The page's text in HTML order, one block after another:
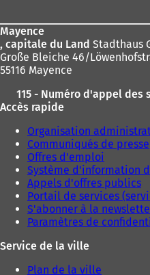
Mayence
, capitale du Land Stadthaus
Große Bleiche 46/
55116 Mayence
115 - Numéro d'appel
Accès rapide
Organisation
Communiqués de presse
Offres d'emploi
Système d'information
Appels d'offres publics
Portail de services
S'abonner à la
Paramètres de
Service de la ville
Plan de la ville